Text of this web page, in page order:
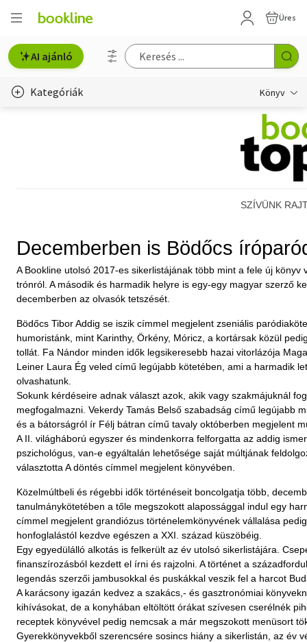
Üres
AI ajánló
Kategóriák Könyv
Irodalom
Művészet
Szakkönyv
Szótár, nyelvkönyv
Tankönyv, segédkönyv
Társadalomtudomány
Természettudomány
Történelem
SZÍVÜNK
Decemberben is Bödőcs
A Bookline utolsó 2017-es sikerlistájának több mint a fele új
trónról. A második és harmadik helyre is egy-egy magyar szerző
decemberben az olvasók tetszését.
Bödőcs Tibor Addig se iszik címmel megjelent zseniális
humoristánk, mint Karinthy, Örkény, Móricz, a kortársak közül
tollát. Fa Nándor minden idők legsikeresebb hazai vitorlázója
Leiner Laura Ég veled című legújabb kötetében, ami a harmadik
olvashatunk.
Sokunk kérdéseire adnak választ azok, akik vagy szakmájuknál
megfogalmazni. Vekerdy Tamás Belső szabadság című legújabb
és a bátorságról ír Félj bátran című tavaly októberben megjelent
A II. világháború egyszer és mindenkorra felforgatta az addig
pszichológus, van-e egyáltalán lehetősége saját múltjának
választotta A döntés címmel megjelent könyvében.
Közelmúltbeli és régebbi idők történéseit boncolgatja több,
tanulmánykötetében a tőle megszokott alapossággal indul egy
címmel megjelent grandiózus történelemkönyvének vállalása
honfoglalástól kezdve egészen a XXI. század küszöbéig.
Egy egyedülálló alkotás is felkerült az év utolsó sikerlistájára.
finanszírozásból kezdett el írni és rajzolni. A történet a
legendás szerzői jambusokkal és puskákkal veszik fel a harcot
A karácsony igazán kedvez a szakács,- és gasztronómiai
kihívásokat, de a konyhában eltöltött órákat szívesen cserélnék
receptek könyvével pedig nemcsak a már megszokott menüsort
Gyerekkönyvekből szerencsére sosincs hiány a sikerlistán, az év